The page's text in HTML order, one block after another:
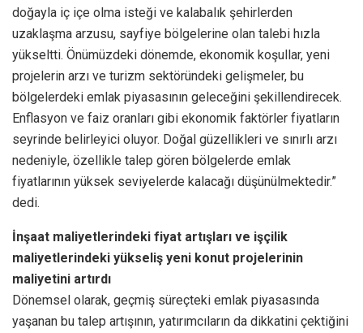
doğayla iç içe olma isteği ve kalabalık şehirlerden
uzaklaşma arzusu, sayfiye bölgelerine olan talebi hızla
yükseltti. Önümüzdeki dönemde, ekonomik koşullar, yeni
projelerin arzı ve turizm sektöründeki gelişmeler, bu
bölgelerdeki emlak piyasasının geleceğini şekillendirecek.
Enflasyon ve faiz oranları gibi ekonomik faktörler fiyatların
seyrinde belirleyici oluyor. Doğal güzellikleri ve sınırlı arzı
nedeniyle, özellikle talep gören bölgelerde emlak
fiyatlarının yüksek seviyelerde kalacağı düşünülmektedir.”
dedi.
İnşaat maliyetlerindeki fiyat artışları ve işçilik
maliyetlerindeki yükseliş yeni konut projelerinin
maliyetini artırdı
Dönemsel olarak, geçmiş süreçteki emlak piyasasında
yaşanan bu talep artışının, yatırımcıların da dikkatini çektiğini